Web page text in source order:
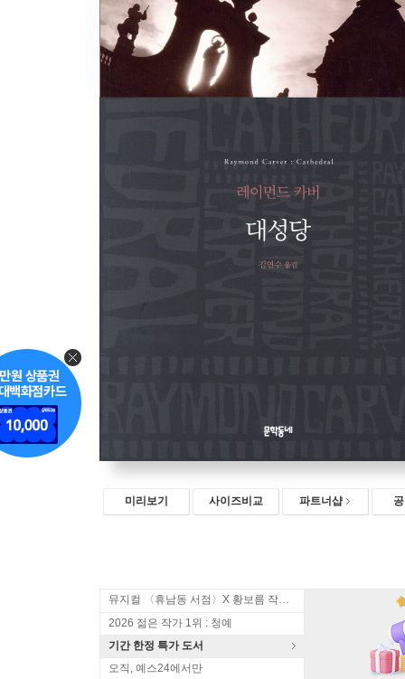
미리보기 사이즈비교 파트너샵
뮤지컬 〈휴남동 서점〉X 황보름 작가 북토크
2026 젊은 작가 1위 : 청예
기간 한정 특가 도서
오직, 예스24에서만